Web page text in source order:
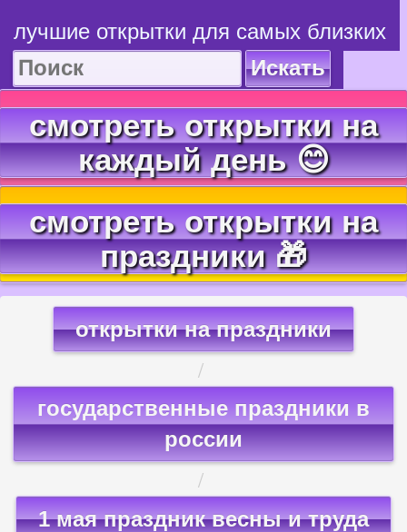
лучшие открытки для самых близких
Искать
смотреть открытки на
каждый день 😊
смотреть открытки на
праздники 🎁
открытки на праздники
государственные праздники в
россии
1 мая праздник весны и труда